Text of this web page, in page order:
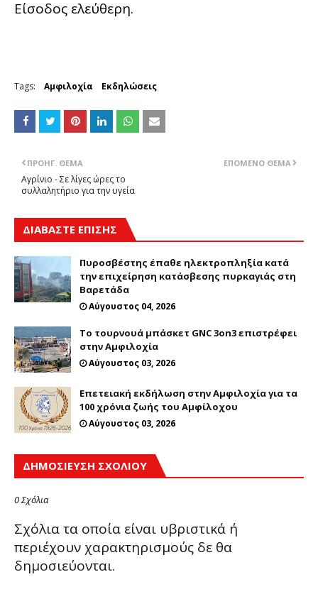
Είσοδος ελεύθερη.
Tags: Αμφιλοχία Εκδηλώσεις
ΕΠΌΜΕΝΟ ΘΈΜΑ
ΠΡΟΗΓ. ΘΈΜΑ
Αγρίνιο - Σε λίγες ώρες το
συλλαλητήριο για την υγεία
ΔΙΑΒΑΣΤΕ ΕΠΙΣΗΣ
Πυροσβέστης έπαθε ηλεκτροπληξία κατά
την επιχείρηση κατάσβεσης πυρκαγιάς στη
Βαρετάδα
Αύγουστος 04, 2026
Το τουρνουά μπάσκετ GNC 3on3 επιστρέφει
στην Αμφιλοχία
Αύγουστος 03, 2026
Επετειακή εκδήλωση στην Αμφιλοχία για τα
100 χρόνια ζωής του Αμφίλοχου
Αύγουστος 03, 2026
ΔΗΜΟΣΊΕΥΣΗ ΣΧΟΛΊΟΥ
0 Σχόλια
Σχόλια τα οποία είναι υβριστικά ή
περιέχουν χαρακτηρισμούς δε θα
δημοσιεύονται.